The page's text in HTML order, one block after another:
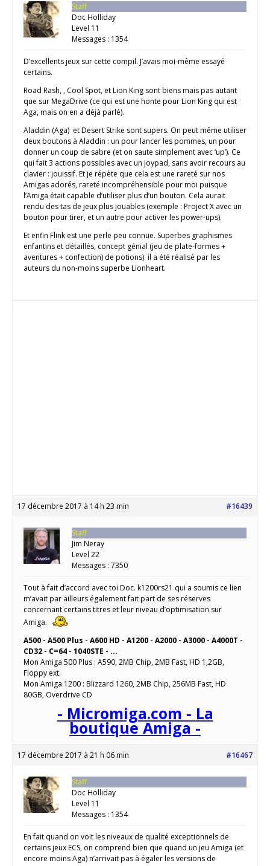
Staff
Doc Holliday
Level 11
Messages : 1354
D’excellents jeux sur cette compil. J’avais moi-même essayé
certains.
Road Rash, , Cool Spot, et Lion King sont biens mais pas autant
que sur MegaDrive (ce qui est une honte pour Lion King qui est
Aga, mais on en a déjà parlé).
Aladdin (Aga) et Desert Strike sont supers. On peut même utiliser
deux boutons à Aladdin : un pour lancer les pommes, un pour
donner un coup de sabre (et on saute simplement avec ‘up’). Ce
qui fait 3 actions possibles avec un joypad, sans avoir recours au
clavier : jouissif. Et je répète que cela est une rareté sur nos
Amigas adorés, rareté incompréhensible pour moi puisque
l’Amiga était capable d’utiliser plus d’un bouton. Cela aurait
rendu des tas de jeux plus jouables (exemple : Project X avec un
bouton pour tirer, et un autre pour activer les power-ups).
Et enfin Flink est une perle peu connue. Superbes graphismes
enfantins et détaillés, concept génial (jeu de plate-formes +
aventures + confection) de potions). il a été réalisé par les
auteurs du non-moins superbe Lionheart.
17 décembre 2017 à 14 h 23 min #16439
Staff
Jim Neray
Level 22
Messages : 7350
Tout à fait d’accord avec toi Doc. k1200rs21 qui a soumis ce lien
m’avait par ailleurs également fait part de ses réserves
concernant certains titres et leur niveau d’optimisation sur
Amiga.
A500 - A500 Plus - A600 HD - A1200 - A2000 - A3000 - A4000T -
CD32 - C=64 - 1040STE - ...
Mon Amiga 500 Plus : A590, 2MB Chip, 2MB Fast, HD 1,2GB,
Floppy ext.
Mon Amiga 1200 : Blizzard 1260, 2MB Chip, 256MB Fast, HD
80GB, Overdrive CD
- Micromiga.com - La
boutique Amiga -
17 décembre 2017 à 21 h 06 min #16467
Staff
Doc Holliday
Level 11
Messages : 1354
En fait quand on voit les niveaux de qualité exceptionnels de
certains jeux ECS, on comprend bien que quand un jeu Amiga (et
encore moins Aga) n’arrivait pas à égaler les versions de